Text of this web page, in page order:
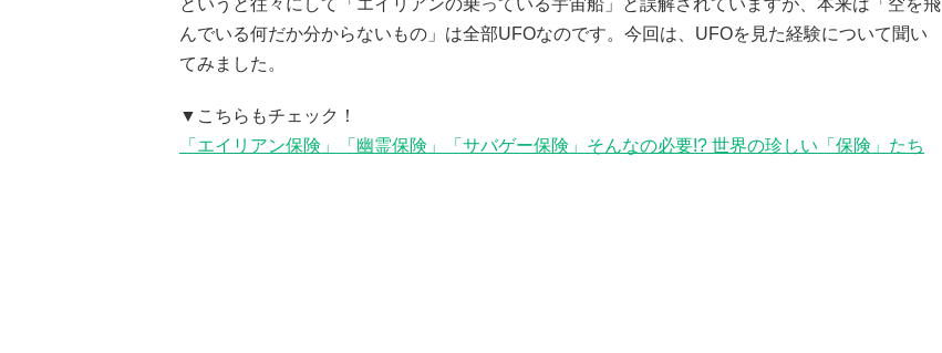
というと往々にして「エイリアンの乗っている宇宙船」と誤解されていますが、本来は「空を飛
んでいる何だか分からないもの」は全部UFOなのです。今回は、UFOを見た経験について聞い
てみました。
▼こちらもチェック！
「エイリアン保険」「幽霊保険」「サバゲー保険」そんなの必要!? 世界の珍しい「保険」たち